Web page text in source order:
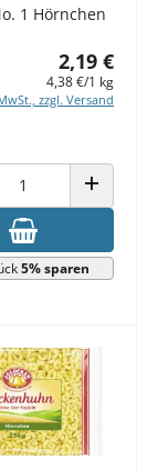
1 Hörnchen
2,19 €
4,38 €/1 kg
zzgl. Versand
VERRINGERN ANZAHL
5% sparen